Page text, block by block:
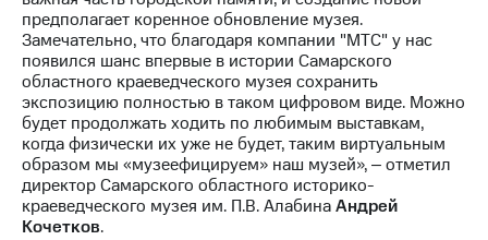
развитие
деловая этика
На главную
предполагает коренное обновление музея.
Замечательно, что благодаря компании "МТС" у нас
появился шанс впервые в истории Самарского
областного краеведческого музея сохранить
экспозицию полностью в таком цифровом виде. Можно
будет продолжать ходить по любимым выставкам,
когда физически их уже не будет, таким виртуальным
образом мы «музеефицируем» наш музей», ‒ отметил
директор Самарского областного историко-
краеведческого музея им. П.В. АлабинаАндрей
Кочетков.